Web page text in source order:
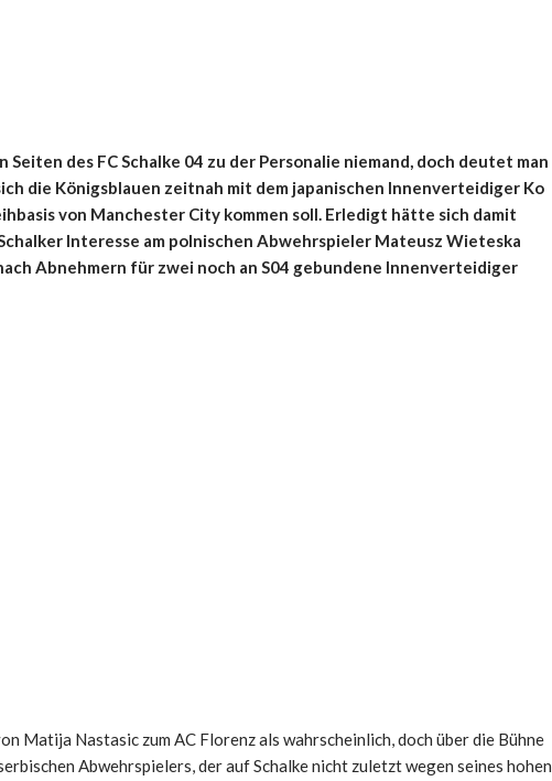
des FC Schalke 04 zu der Personalie niemand, doch deutet man
die Königsblauen zeitnah mit dem japanischen Innenverteidiger Ko
von Manchester City kommen soll. Erledigt hätte sich damit
Interesse am polnischen Abwehrspieler Mateusz Wieteska
Abnehmern für zwei noch an S04 gebundene Innenverteidiger
Matija Nastasic zum AC Florenz als wahrscheinlich, doch über die Bühne
Abwehrspielers, der auf Schalke nicht zuletzt wegen seines hohen